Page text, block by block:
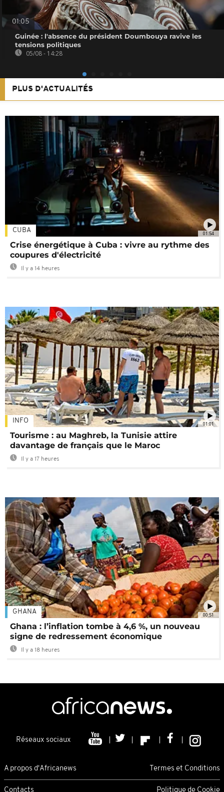
01:05
Guinée : l'absence du président Doumbouya ravive les
tensions politiques
05/08 - 14:28
PLUS D'ACTUALITÉS
01:54
CUBA
Crise énergétique à Cuba : vivre au rythme des
coupures d'électricité
Il y a 14 heures
01:01
INFO
Tourisme : au Maghreb, la Tunisie attire
davantage de français que le Maroc
Il y a 17 heures
00:51
GHANA
Ghana : l’inflation tombe à 4,6 %, un nouveau
signe de redressement économique
Il y a 18 heures
Réseaux sociaux
A propos d'Africanews Termes et Conditions
Contacts Politique de Cookie